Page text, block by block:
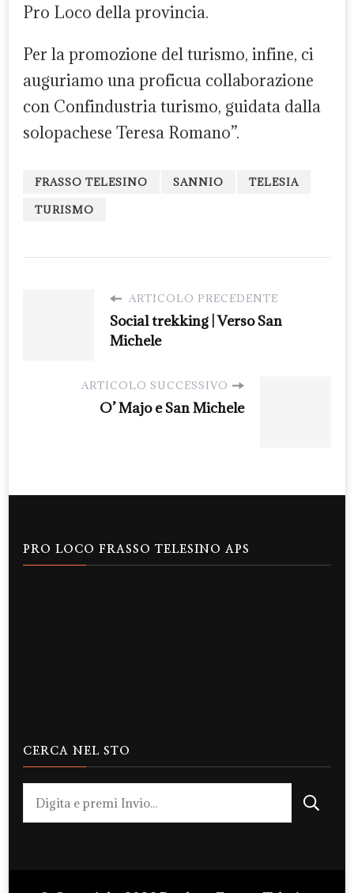
Pro Loco della provincia.
Per la promozione del turismo, infine, ci
auguriamo una proficua collaborazione
con Confindustria turismo, guidata dalla
solopachese Teresa Romano”.
FRASSO TELESINO SANNIO
TELESIA
TURISMO
ARTICOLO PRECEDENTE
Social trekking | Verso San
Michele
ARTICOLO SUCCESSIVO
O’ Majo e San Michele
PRO LOCO FRASSO TELESINO APS
CERCA NEL STO
Cerchi
qualcosa?